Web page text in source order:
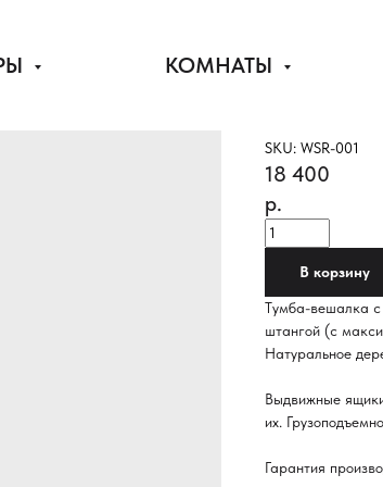
КОМНАТЫ
SKU: WSR-001
18 400
р.
В корзину
Тумба-вешалка
штангой (с
Натуральное
Выдвижные
их.
Гарантия